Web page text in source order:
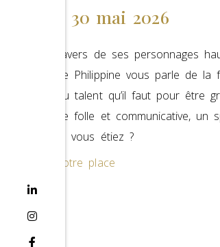
Samedi 30 mai 2026
C’est au travers de ses personnages
sociaux que Philippine vous parle de
passe et du talent qu’il faut pour être
Une énergie folle et communicative,
l’enfant que vous étiez ?
Réservez votre place